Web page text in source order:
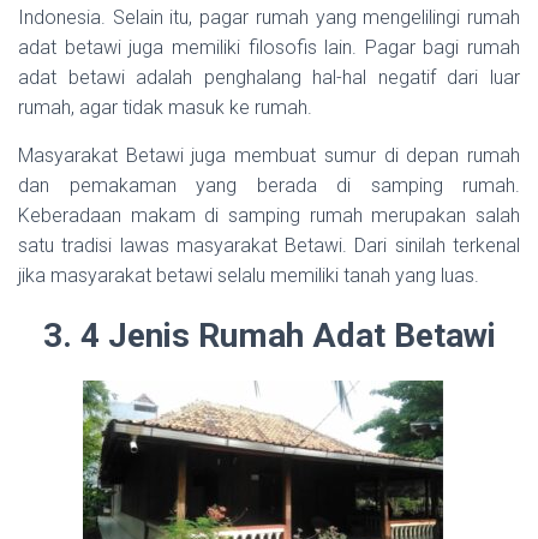
Indonesia. Selain itu, pagar rumah yang mengelilingi rumah
adat betawi juga memiliki filosofis lain. Pagar bagi rumah
adat betawi adalah penghalang hal-hal negatif dari luar
rumah, agar tidak masuk ke rumah.
Masyarakat Betawi juga membuat sumur di depan rumah
dan pemakaman yang berada di samping rumah.
Keberadaan makam di samping rumah merupakan salah
satu tradisi lawas masyarakat Betawi. Dari sinilah terkenal
jika masyarakat betawi selalu memiliki tanah yang luas.
3. 4 Jenis Rumah Adat Betawi